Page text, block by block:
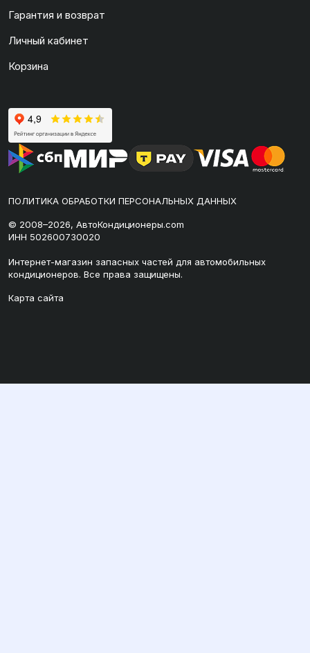
Гарантия и возврат
Личный кабинет
Корзина
ПОЛИТИКА ОБРАБОТКИ ПЕРСОНАЛЬНЫХ ДАННЫХ
© 2008–2026, АвтоКондиционеры.com
ИНН 502600730020
Интернет-магазин запасных частей для автомобильных
кондиционеров. Все права защищены.
Карта сайта